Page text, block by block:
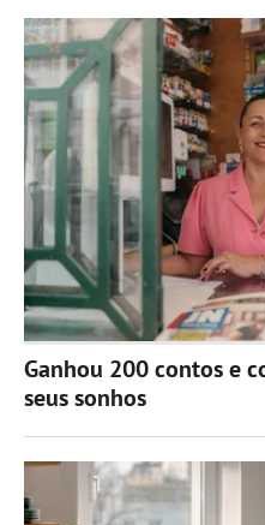
Ganhou 200 contos e
seus sonhos